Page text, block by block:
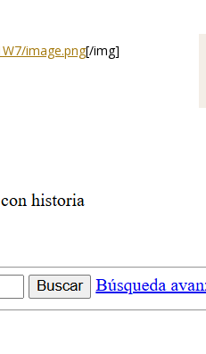
image.png[/img]